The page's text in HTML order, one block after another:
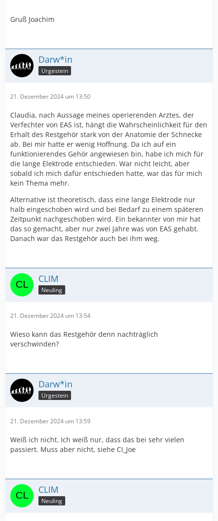
Gruß Joachim
Darw*in
Urgestein
21. Dezember 2024 um 13:50
Claudia, nach Aussage meines operierenden Arztes, der
Verfechter von EAS ist, hängt die Wahrscheinlichkeit für den
Erhalt des Restgehör stark von der Anatomie der Schnecke
ab. Bei mir hatte er wenig Hoffnung. Da ich auf ein
funktionierendes Gehör angewiesen bin, habe ich mich für
die lange Elektrode entschieden. War nicht leicht, aber
sobald ich mich dafür entschieden hatte, war das für mich
kein Thema mehr.
Alternative ist theoretisch, dass eine lange Elektrode nur
halb eingeschoben wird und bei Bedarf zu einem späteren
Zeitpunkt nachgeschoben wird. Ein bekannter von mir hat
das so gemacht, aber nur zwei Jahre was von EAS gehabt.
Danach war das Restgehör auch bei ihm weg.
CLIM
Neuling
21. Dezember 2024 um 13:54
Wieso kann das Restgehör denn nachträglich
verschwinden?
Darw*in
Urgestein
21. Dezember 2024 um 13:59
Weiß ich nicht. Ich weiß nur, dass das bei sehr vielen
passiert. Muss aber nicht, siehe CI_Joe
CLIM
Neuling